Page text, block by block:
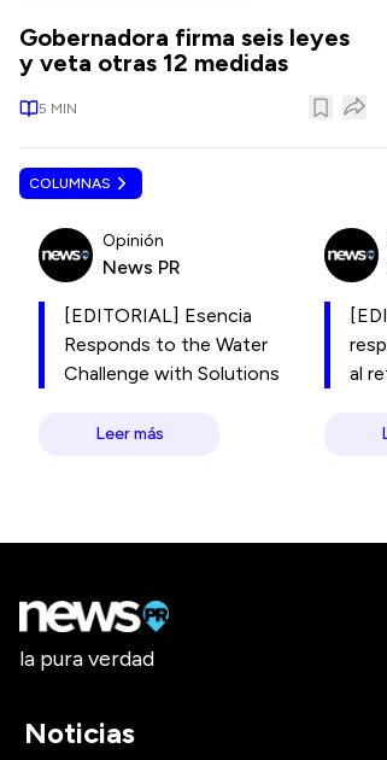
Gobernadora firma seis leyes
y veta otras 12 medidas
5 MIN
COLUMNAS
Opinión
News PR
[EDITORIAL] Esencia
Responds to the Water
Challenge with Solutions
Leer más
al
la pura verdad
Noticias